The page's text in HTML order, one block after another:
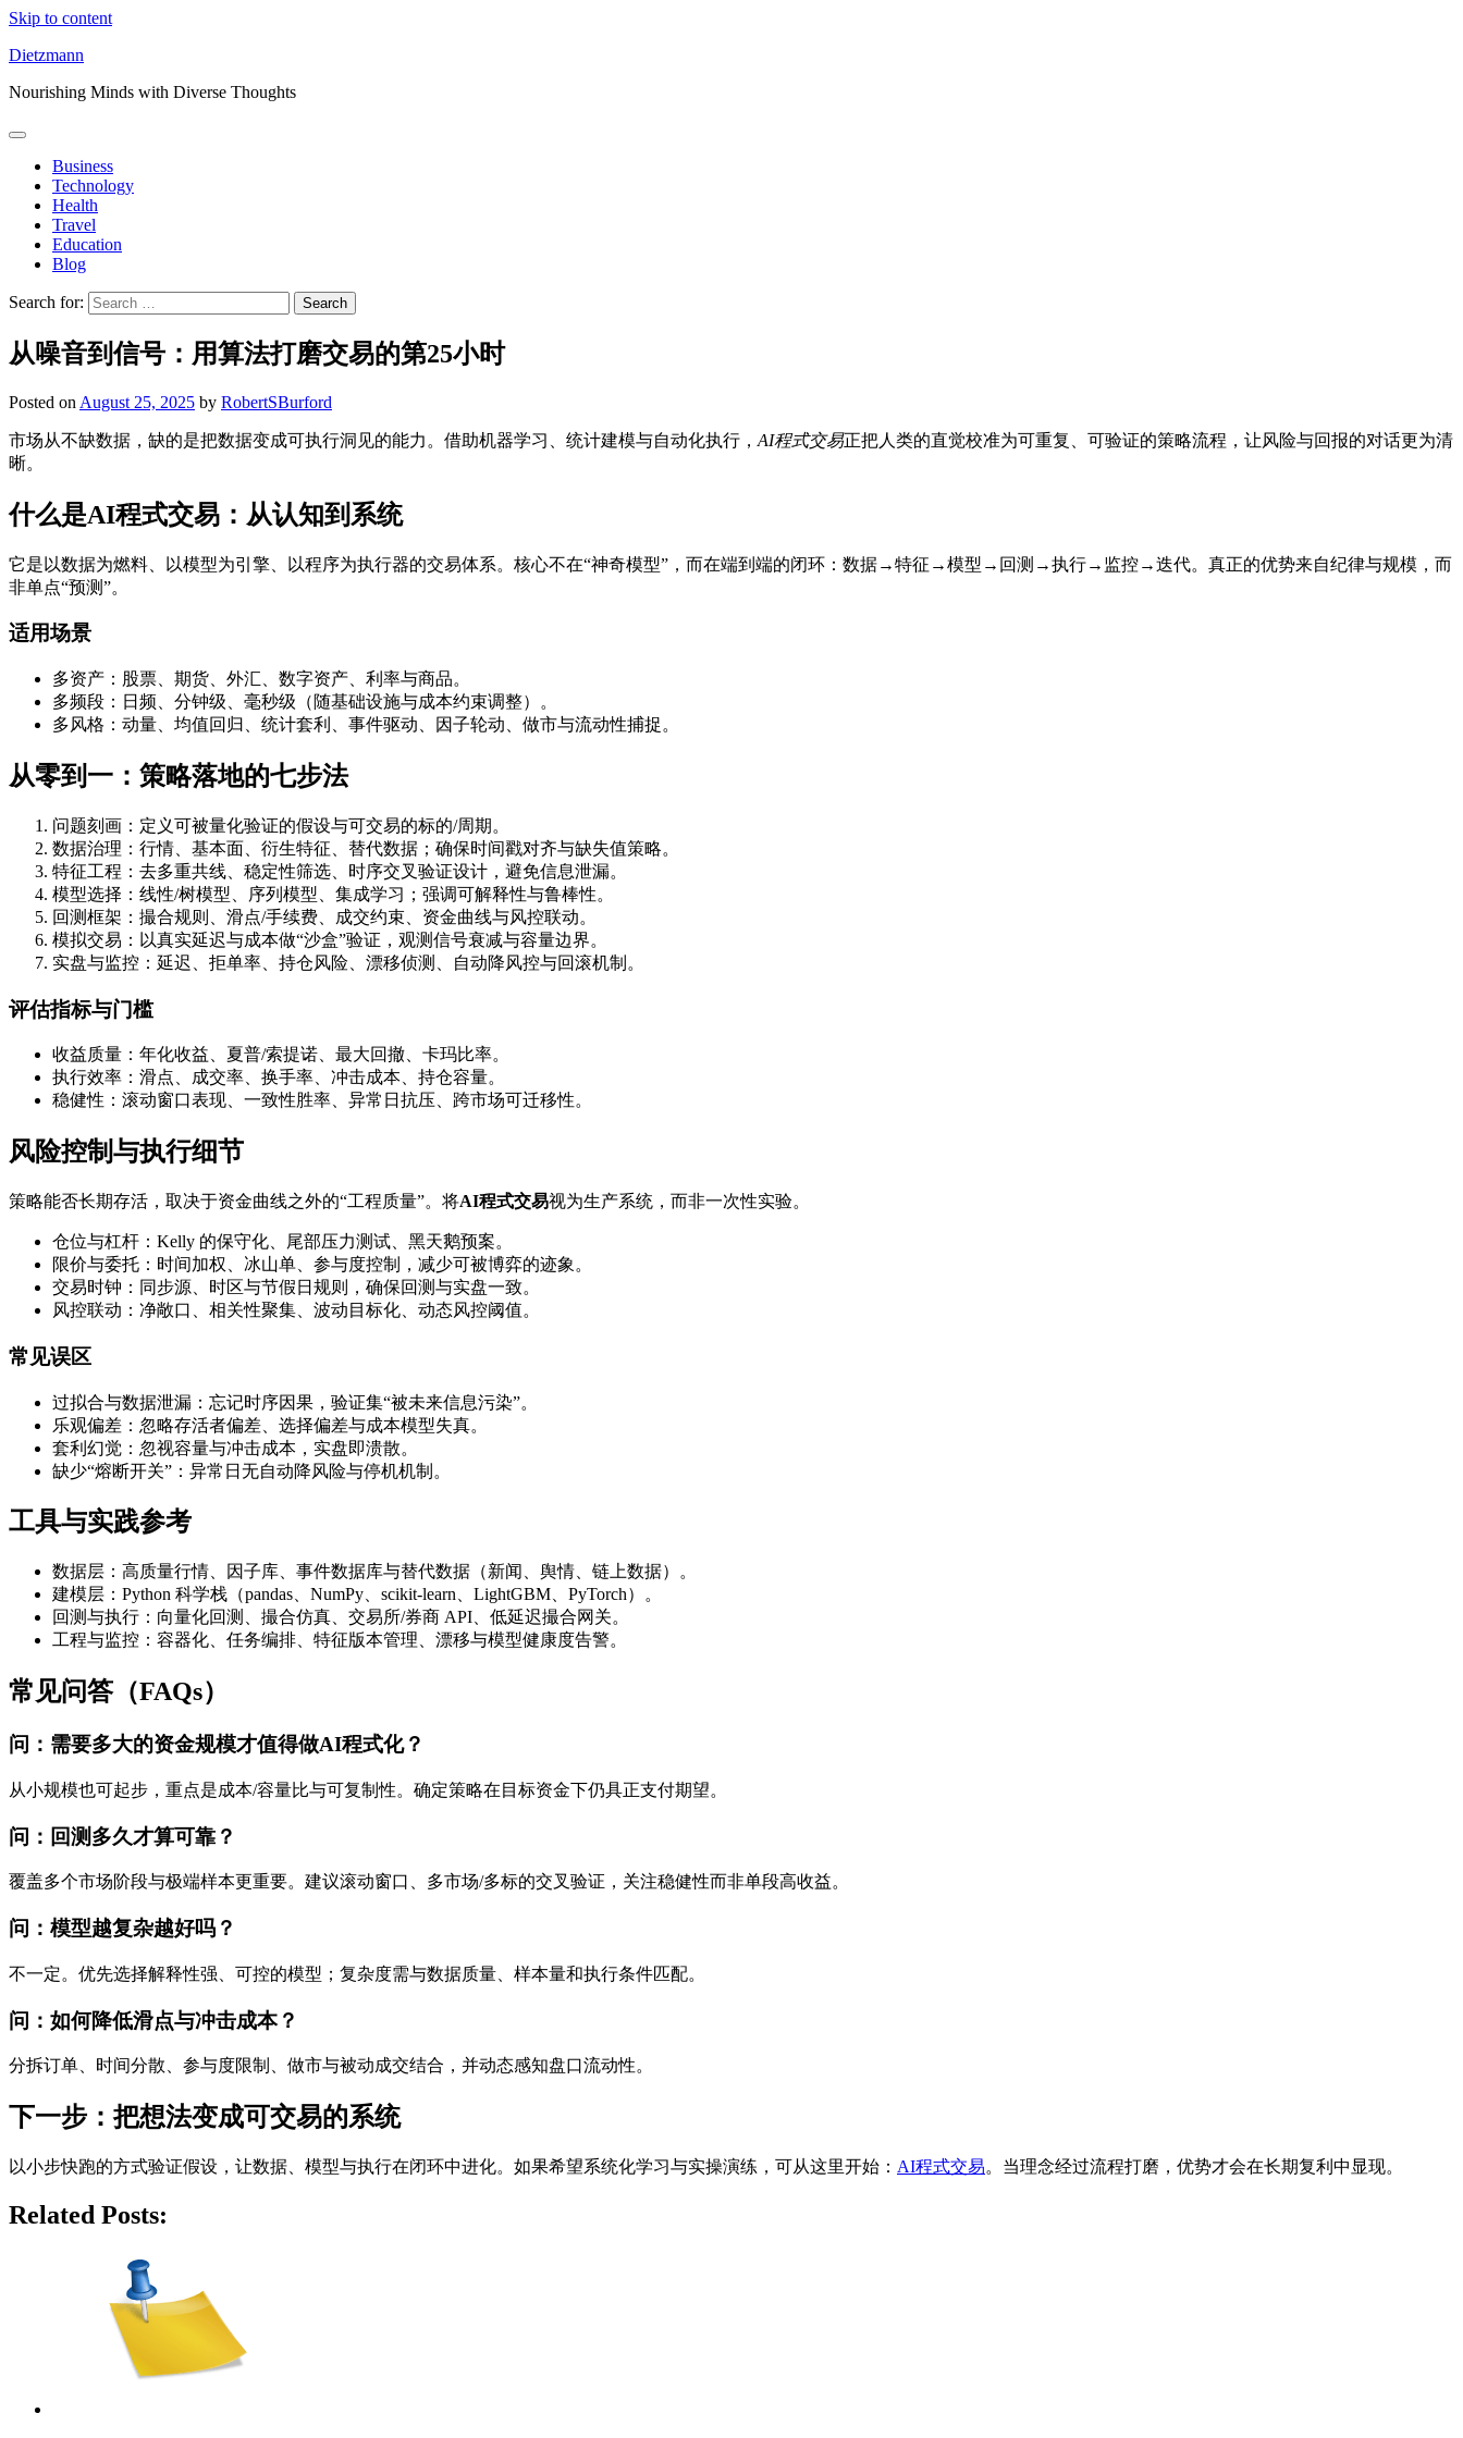
Skip to content
Dietzmann
Nourishing Minds with Diverse Thoughts
Business
Technology
Health
Travel
Education
Blog
Search for:
从噪音到信号：用算法打磨交易的第25小时
Posted on August 25, 2025 by RobertSBurford
市场从不缺数据，缺的是把数据变成可执行洞见的能力。借助机器学习、统计建模与自动化执行， AI程式交易正把人类的直觉校准为可重复、可验证的策略流程，让风险与回报的对话更为清
晰。
什么是AI程式交易：从认知到系统
它是以数据为燃料、以模型为引擎、以程序为执行器的交易体系。核心不在“神奇模型”，而在端到端的闭环：数据→特征→模型→回测→执行→监控→迭代。真正的优势来自纪律与规模，而
非单点“预测”。
适用场景
多资产：股票、期货、外汇、数字资产、利率与商品。
多频段：日频、分钟级、毫秒级（随基础设施与成本约束调整）。
多风格：动量、均值回归、统计套利、事件驱动、因子轮动、做市与流动性捕捉。
从零到一：策略落地的七步法
问题刻画：定义可被量化验证的假设与可交易的标的/周期。
数据治理：行情、基本面、衍生特征、替代数据；确保时间戳对齐与缺失值策略。
特征工程：去多重共线、稳定性筛选、时序交叉验证设计，避免信息泄漏。
模型选择：线性/树模型、序列模型、集成学习；强调可解释性与鲁棒性。
回测框架：撮合规则、滑点/手续费、成交约束、资金曲线与风控联动。
模拟交易：以真实延迟与成本做“沙盒”验证，观测信号衰减与容量边界。
实盘与监控：延迟、拒单率、持仓风险、漂移侦测、自动降风控与回滚机制。
评估指标与门槛
收益质量：年化收益、夏普/索提诺、最大回撤、卡玛比率。
执行效率：滑点、成交率、换手率、冲击成本、持仓容量。
稳健性：滚动窗口表现、一致性胜率、异常日抗压、跨市场可迁移性。
风险控制与执行细节
策略能否长期存活，取决于资金曲线之外的“工程质量”。将AI程式交易视为生产系统，而非一次性实验。
仓位与杠杆：Kelly 的保守化、尾部压力测试、黑天鹅预案。
限价与委托：时间加权、冰山单、参与度控制，减少可被博弈的迹象。
交易时钟：同步源、时区与节假日规则，确保回测与实盘一致。
风控联动：净敞口、相关性聚集、波动目标化、动态风控阈值。
常见误区
过拟合与数据泄漏：忘记时序因果，验证集“被未来信息污染”。
乐观偏差：忽略存活者偏差、选择偏差与成本模型失真。
套利幻觉：忽视容量与冲击成本，实盘即溃散。
缺少“熔断开关”：异常日无自动降风险与停机机制。
工具与实践参考
数据层：高质量行情、因子库、事件数据库与替代数据（新闻、舆情、链上数据）。
建模层：Python 科学栈（pandas、NumPy、scikit-learn、LightGBM、PyTorch）。
回测与执行：向量化回测、撮合仿真、交易所/券商 API、低延迟撮合网关。
工程与监控：容器化、任务编排、特征版本管理、漂移与模型健康度告警。
常见问答（FAQs）
问：需要多大的资金规模才值得做AI程式化？
从小规模也可起步，重点是成本/容量比与可复制性。确定策略在目标资金下仍具正支付期望。
问：回测多久才算可靠？
覆盖多个市场阶段与极端样本更重要。建议滚动窗口、多市场/多标的交叉验证，关注稳健性而非单段高收益。
问：模型越复杂越好吗？
不一定。优先选择解释性强、可控的模型；复杂度需与数据质量、样本量和执行条件匹配。
问：如何降低滑点与冲击成本？
分拆订单、时间分散、参与度限制、做市与被动成交结合，并动态感知盘口流动性。
下一步：把想法变成可交易的系统
以小步快跑的方式验证假设，让数据、模型与执行在闭环中进化。如果希望系统化学习与实操演练，可从这里开始： AI程式交易。当理念经过流程打磨，优势才会在长期复利中显现。
Related Posts: